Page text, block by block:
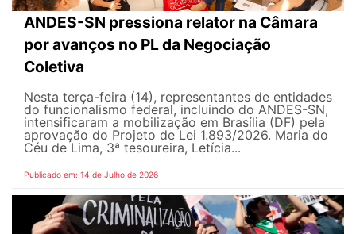
ANDES-SN pressiona relator na Câmara
por avanços no PL da Negociação
Coletiva
Nesta terça-feira (14), representantes de entidades
do funcionalismo federal, incluindo do ANDES-SN,
intensificaram a mobilização em Brasília (DF) pela
aprovação do Projeto de Lei 1.893/2026. Maria do
Céu de Lima, 3ª tesoureira, Letícia...
Publicado em: 14 de Julho de 2026